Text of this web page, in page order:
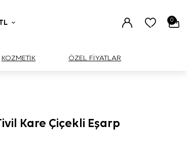
0
KOZMETİK ÖZEL FİYATLAR
Kare Çiçekli Eşarp